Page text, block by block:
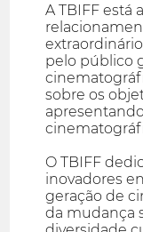
A TBIFF está
pelo público
sobre os
O TBIFF
inovadores
geração de
da mudança